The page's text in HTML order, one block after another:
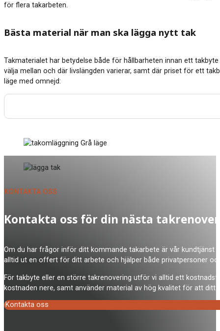
för flera takarbeten.
Bästa material när man ska lägga nytt tak
Takmaterialet har betydelse både för hållbarheten innan ett
välja mellan och där livslängden varierar, samt där priset för ett
läge med omnejd:
Kontakta oss för din nästa
Om du har frågor inför ditt kommande takarbete är vår
alltid ut en offert för ditt arbete och hjälper både privatpersoner
För takbyte eller en större takrenovering utför vi alltid ett
kostnaden nere, samt använder material av hög kvalitet för att ditt
KONTAKTA OSS
Kontakta oss